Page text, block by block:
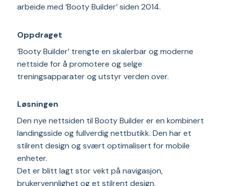
arbeide med ‘Booty Builder’ siden 2014.
Oppdraget
‘Booty Builder’ trengte en skalerbar og moderne
nettside for å promotere og selge
treningsapparater og utstyr verden over.
Løsningen
Den nye nettsiden til Booty Builder er en kombinert
landingsside og fullverdig nettbutikk. Den har et
stilrent design og svært optimalisert for mobile
enheter.
Det er blitt lagt stor vekt på navigasjon,
brukervennlighet og et stilrent design.